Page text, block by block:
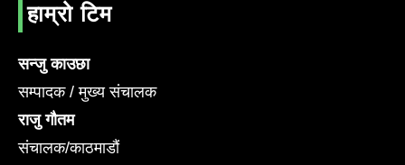
हाम्रो टिम
सन्जु काउछा
सम्पादक / मुख्य संचालक
राजु गौतम
संचालक/काठमाडौं